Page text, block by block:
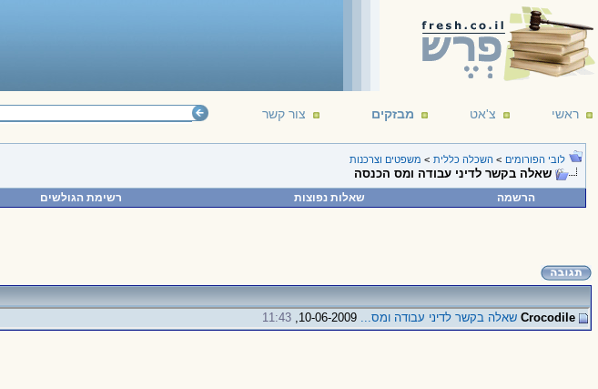
ראשי צ'אט מבזקים צור קשר
לובי הפורומים > השכלה כללית > משפטים וצרכנות
שאלה בקשר לדיני עבודה ומס הכנסה
הרשמה שאלות נפוצות רשימת הגולשים
Crocodile שאלה בקשר לדיני עבודה ומס... 11:43